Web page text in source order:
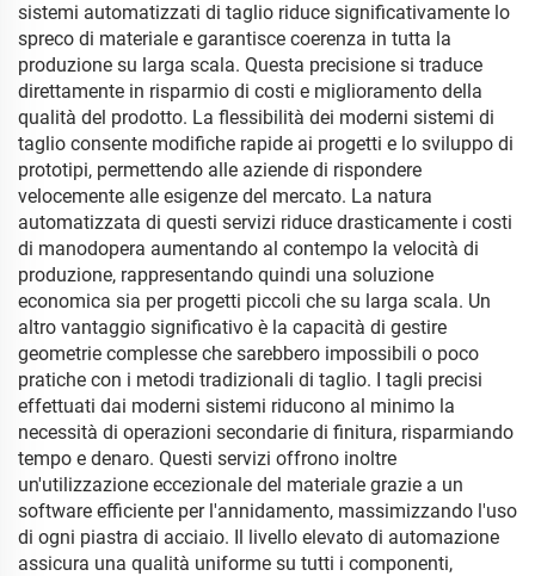
sistemi automatizzati di taglio riduce significativamente lo
spreco di materiale e garantisce coerenza in tutta la
produzione su larga scala. Questa precisione si traduce
direttamente in risparmio di costi e miglioramento della
qualità del prodotto. La flessibilità dei moderni sistemi di
taglio consente modifiche rapide ai progetti e lo sviluppo di
prototipi, permettendo alle aziende di rispondere
velocemente alle esigenze del mercato. La natura
automatizzata di questi servizi riduce drasticamente i costi
di manodopera aumentando al contempo la velocità di
produzione, rappresentando quindi una soluzione
economica sia per progetti piccoli che su larga scala. Un
altro vantaggio significativo è la capacità di gestire
geometrie complesse che sarebbero impossibili o poco
pratiche con i metodi tradizionali di taglio. I tagli precisi
effettuati dai moderni sistemi riducono al minimo la
necessità di operazioni secondarie di finitura, risparmiando
tempo e denaro. Questi servizi offrono inoltre
un'utilizzazione eccezionale del materiale grazie a un
software efficiente per l'annidamento, massimizzando l'uso
di ogni piastra di acciaio. Il livello elevato di automazione
assicura una qualità uniforme su tutti i componenti,